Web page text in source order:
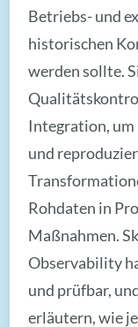
Betriebs- und
historischen
werden sollte.
Integration,
und
Rohdaten in
Maßnahmen.
Observability
und prüfbar,
erläutern, wie